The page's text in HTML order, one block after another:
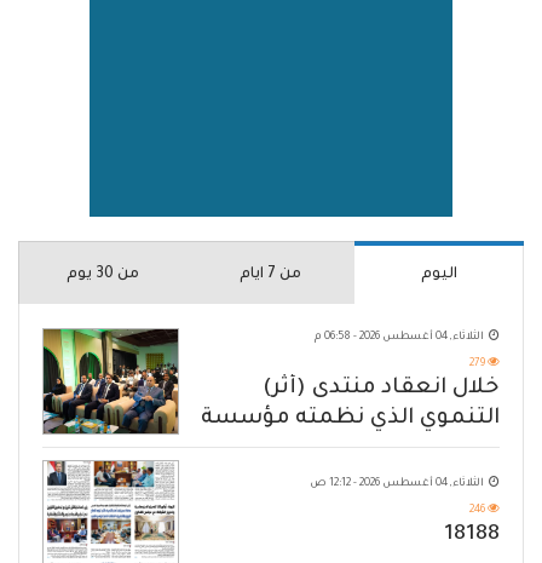
اليوم من 7 ايام من 30 يوم
الثلاثاء, 04 أغسطس 2026 - 06:58 م
279
خلال انعقاد منتدى (أثر)
التنموي الذي نظمته مؤسسة
حضرموت
الثلاثاء, 04 أغسطس 2026 - 12:12 ص
246
18188